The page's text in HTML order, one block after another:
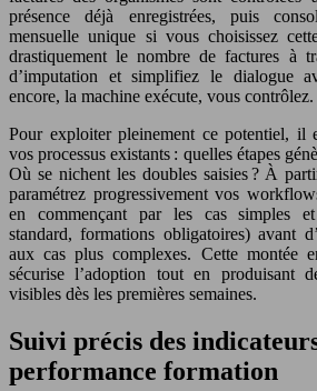
présence déjà enregistrées, puis
mensuelle unique si vous choisissez
drastiquement le nombre de factures à
d’imputation et simplifiez le dialogue
encore, la machine exécute, vous contrôlez.
Pour exploiter pleinement ce potentiel, il
vos processus existants : quelles étapes
Où se nichent les doubles saisies ? À
paramétrez progressivement vos
en commençant par les cas simples
standard, formations obligatoires) avant
aux cas plus complexes. Cette montée
sécurise l’adoption tout en produisant
visibles dès les premières semaines.
Suivi précis des
performance formation